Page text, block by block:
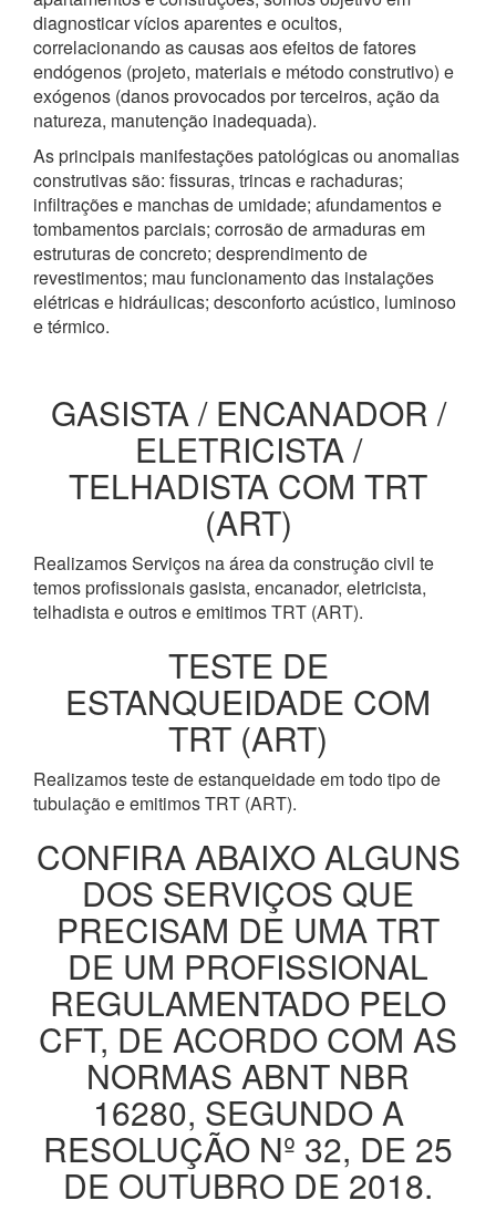
diagnosticar vícios aparentes e ocultos,
correlacionando as causas aos efeitos de fatores
endógenos (projeto, materiais e método construtivo) e
exógenos (danos provocados por terceiros, ação da
natureza, manutenção inadequada).
As principais manifestações patológicas ou anomalias
construtivas são: fissuras, trincas e rachaduras;
infiltrações e manchas de umidade; afundamentos e
tombamentos parciais; corrosão de armaduras em
estruturas de concreto; desprendimento de
revestimentos; mau funcionamento das instalações
elétricas e hidráulicas; desconforto acústico, luminoso
e térmico.
GASISTA / ENCANADOR /
ELETRICISTA /
TELHADISTA COM TRT
(ART)
Realizamos Serviços na área da construção civil te
temos profissionais gasista, encanador, eletricista,
telhadista e outros e emitimos TRT (ART).
TESTE DE
ESTANQUEIDADE COM
TRT (ART)
Realizamos teste de estanqueidade em todo tipo de
tubulação e emitimos TRT (ART).
CONFIRA ABAIXO ALGUNS
DOS SERVIÇOS QUE
PRECISAM DE UMA TRT
DE UM PROFISSIONAL
REGULAMENTADO PELO
CFT, DE ACORDO COM AS
NORMAS ABNT NBR
16280, SEGUNDO A
RESOLUÇÃO Nº 32, DE 25
DE OUTUBRO DE 2018.